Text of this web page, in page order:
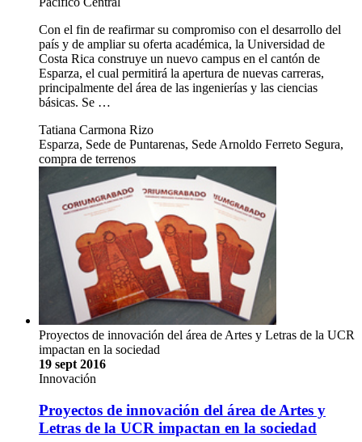
Con el fin de reafirmar su compromiso con el desarrollo del
país y de ampliar su oferta académica, la Universidad de
Costa Rica construye un nuevo campus en el cantón de
Esparza, el cual permitirá la apertura de nuevas carreras,
principalmente del área de las ingenierías y las ciencias
básicas. Se …
Tatiana Carmona Rizo
Esparza, Sede de Puntarenas, Sede Arnoldo Ferreto Segura,
compra de terrenos
Proyectos de innovación del área de Artes y Letras de la UCR
impactan en la sociedad
19 sept 2016
Innovación
Proyectos de innovación del área de Artes y
Letras de la UCR impactan en la sociedad